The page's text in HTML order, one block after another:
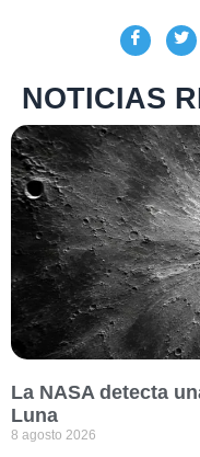
NOTICIAS
La NASA detecta
Luna
8 agosto 2026